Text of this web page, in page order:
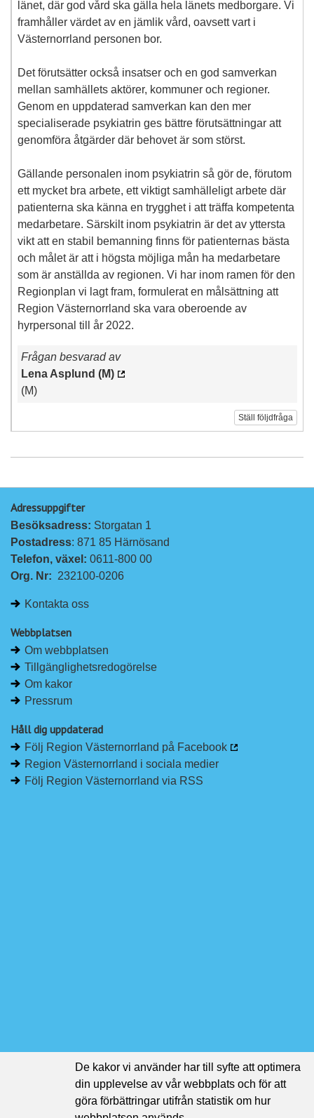
länet, där god vård ska gälla hela länets medborgare. Vi
framhåller värdet av en jämlik vård, oavsett vart i
Västernorrland personen bor.
Det förutsätter också insatser och en god samverkan
mellan samhällets aktörer, kommuner och regioner.
Genom en uppdaterad samverkan kan den mer
specialiserade psykiatrin ges bättre förutsättningar att
genomföra åtgärder där behovet är som störst.
Gällande personalen inom psykiatrin så gör de, förutom
ett mycket bra arbete, ett viktigt samhälleligt arbete där
patienterna ska känna en trygghet i att träffa kompetenta
medarbetare. Särskilt inom psykiatrin är det av yttersta
vikt att en stabil bemanning finns för patienternas bästa
och målet är att i högsta möjliga mån ha medarbetare
som är anställda av regionen. Vi har inom ramen för den
Regionplan vi lagt fram, formulerat en målsättning att
Region Västernorrland ska vara oberoende av
hyrpersonal till år 2022.
Frågan besvarad av
Lena Asplund (M)
(M)
Ställ följdfråga
Adressuppgifter
Besöksadress: Storgatan 1
Postadress: 871 85 Härnösand
Telefon, växel: 0611-800 00
Org. Nr: 232100-0206
Kontakta oss
Webbplatsen
Om webbplatsen
Tillgänglighetsredogörelse
Om kakor
Pressrum
Håll dig uppdaterad
Följ Region Västernorrland på Facebook
Region Västernorrland i sociala medier
Följ Region Västernorrland via RSS
De kakor vi använder har till syfte att optimera
din upplevelse av vår webbplats och för att
göra förbättringar utifrån statistik om hur